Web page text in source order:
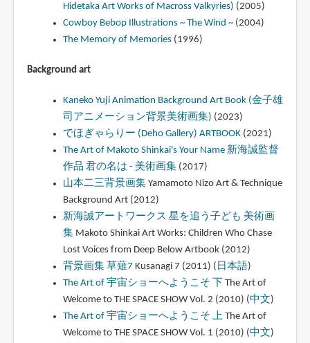
Hidetaka Art Works of Macross Valkyries) (2005)
Cowboy Bebop Illustrations ~ The Wind ~(2004)
The Memory of Memories(1996)
Background art
Kaneko Yuji Animation Background Art Book (金子雄
司アニメーション背景美術画集) (2023)
でほぎゃらりー (Deho Gallery) ARTBOOK(2021)
The Art of Makoto Shinkai's Your Name 新海誠監督
作品 君の名は - 美術画集(2017)
山本二三背景画集Yamamoto Nizo Art & Technique
Background Art (2012)
新海誠アートワークス 星を追う子ども 美術画
集Makoto Shinkai Art Works: Children Who Chase
Lost Voices from Deep Below Artbook (2012)
背景画集 草薙7 Kusanagi 7 (2011) ( 日本語)
The Art of 宇宙ショーへようこそ 下 The Art of
Welcome to THE SPACE SHOW Vol. 2 (2010) (中文)
The Art of 宇宙ショーへようこそ 上The Art of
Welcome to THE SPACE SHOW Vol. 1 (2010) (中文)